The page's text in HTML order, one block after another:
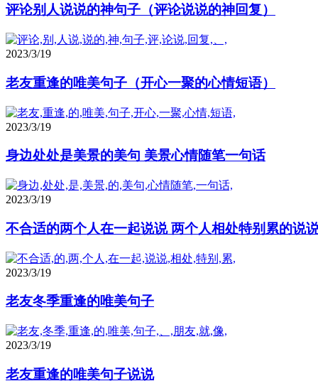
评论别人说说的神句子（评论说说的神回复）
2023/3/19
老友重逢的唯美句子（开心一聚的心情短语）
2023/3/19
身边处处是美景的美句 美景心情随笔一句话
2023/3/19
不合适的两个人在一起说说 两个人相处特别累的说
2023/3/19
老友冬季重逢的唯美句子
2023/3/19
老友重逢的唯美句子说说